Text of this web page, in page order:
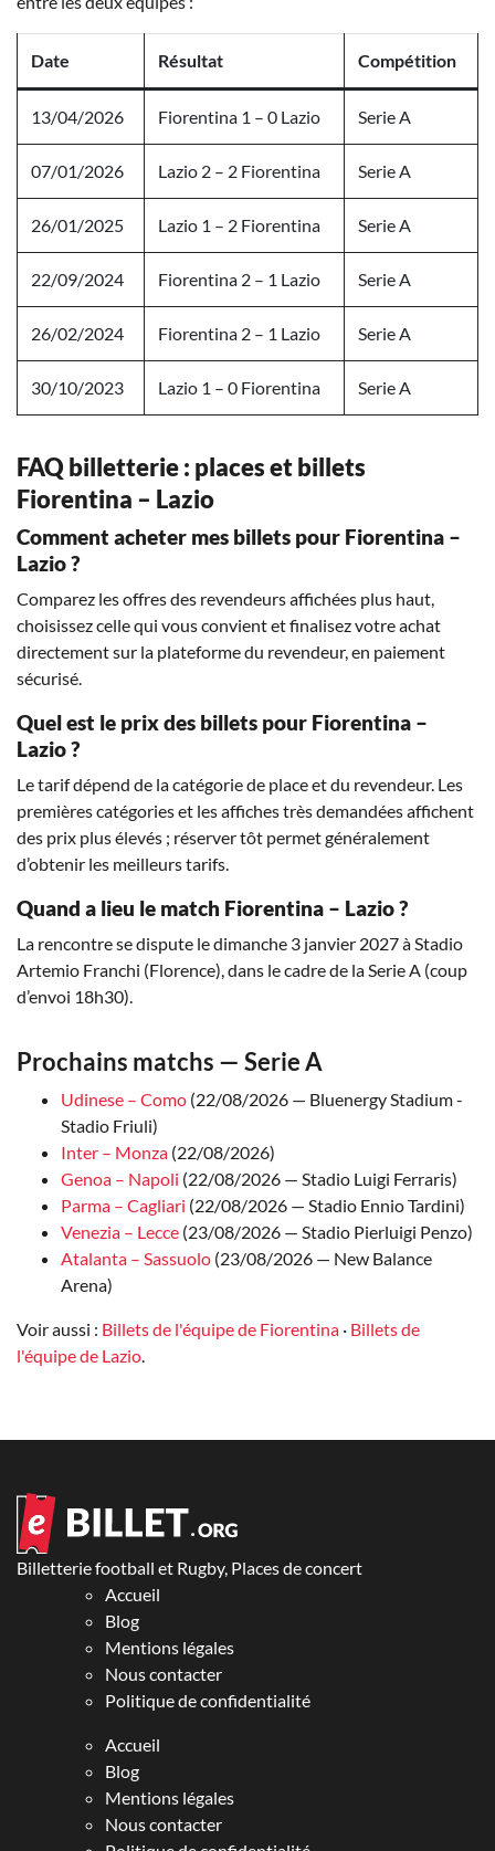
Date Résultat Compétition
13/04/2026 Fiorentina 1 – 0 Lazio Serie A
07/01/2026 Lazio 2 – 2 Fiorentina Serie A
26/01/2025 Lazio 1 – 2 Fiorentina Serie A
22/09/2024 Fiorentina 2 – 1 Lazio Serie A
26/02/2024 Fiorentina 2 – 1 Lazio Serie A
30/10/2023 Lazio 1 – 0 Fiorentina Serie A
FAQ billetterie : places et billets
Fiorentina – Lazio
Comment acheter mes billets pour Fiorentina –
Lazio ?
Comparez les offres des revendeurs affichées plus haut,
choisissez celle qui vous convient et finalisez votre achat
directement sur la plateforme du revendeur, en paiement
sécurisé.
Quel est le prix des billets pour Fiorentina –
Lazio ?
Le tarif dépend de la catégorie de place et du revendeur. Les
premières catégories et les affiches très demandées affichent
des prix plus élevés ; réserver tôt permet généralement
d’obtenir les meilleurs tarifs.
Quand a lieu le match Fiorentina – Lazio ?
La rencontre se dispute le dimanche 3 janvier 2027 à Stadio
Artemio Franchi (Florence), dans le cadre de la Serie A (coup
d’envoi 18h30).
Prochains matchs — Serie A
Udinese – Como (22/08/2026 — Bluenergy Stadium -
Stadio Friuli)
Inter – Monza (22/08/2026)
Genoa – Napoli (22/08/2026 — Stadio Luigi Ferraris)
Parma – Cagliari (22/08/2026 — Stadio Ennio Tardini)
Venezia – Lecce (23/08/2026 — Stadio Pierluigi Penzo)
Atalanta – Sassuolo (23/08/2026 — New Balance
Arena)
Voir aussi : Billets de l'équipe de Fiorentina · Billets de
l'équipe de Lazio.
Billetterie football et Rugby, Places de concert
Accueil
Blog
Mentions légales
Nous contacter
Politique de confidentialité
Accueil
Blog
Mentions légales
Nous contacter